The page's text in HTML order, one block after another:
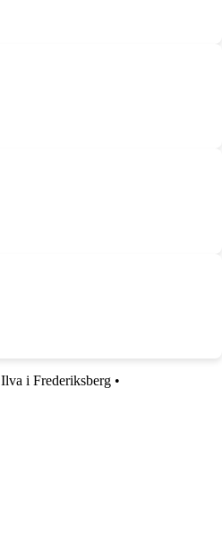
Ilva i Frederiksberg •